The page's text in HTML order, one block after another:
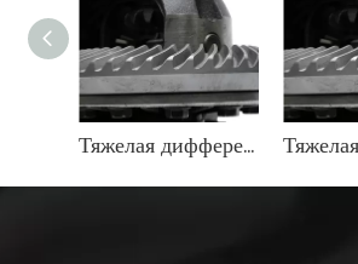
Тяжелая дифференциальная передача OEM 9071666